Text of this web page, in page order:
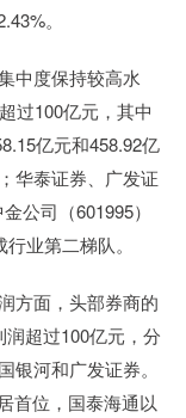
。
中度保持较高水
过100亿元，其中
亿元和458.92亿
华泰证券、广发证
公司（601995）
业第二梯队。
面，头部券商的
超过100亿元，分
河和广发证券。
首位，国泰海通以